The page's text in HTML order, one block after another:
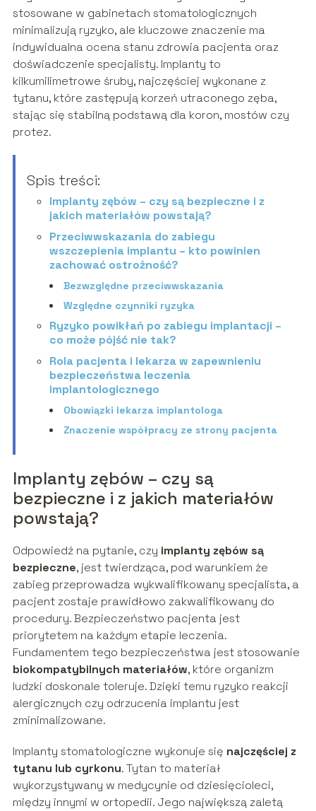
stosowane w gabinetach stomatologicznych
minimalizują ryzyko, ale kluczowe znaczenie ma
indywidualna ocena stanu zdrowia pacjenta oraz
doświadczenie specjalisty. Implanty to
kilkumilimetrowe śruby, najczęściej wykonane z
tytanu, które zastępują korzeń utraconego zęba,
stając się stabilną podstawą dla koron, mostów czy
protez.
Spis treści:
Implanty zębów – czy są bezpieczne i z
jakich materiałów powstają?
Przeciwwskazania do zabiegu
wszczepienia implantu – kto powinien
zachować ostrożność?
Bezwzględne przeciwwskazania
Względne czynniki ryzyka
Ryzyko powikłań po zabiegu implantacji –
co może pójść nie tak?
Rola pacjenta i lekarza w zapewnieniu
bezpieczeństwa leczenia
implantologicznego
Obowiązki lekarza implantologa
Znaczenie współpracy ze strony pacjenta
Implanty zębów – czy są
bezpieczne i z jakich materiałów
powstają?
Odpowiedź na pytanie, czy implanty zębów są
bezpieczne, jest twierdząca, pod warunkiem że
zabieg przeprowadza wykwalifikowany specjalista, a
pacjent zostaje prawidłowo zakwalifikowany do
procedury. Bezpieczeństwo pacjenta jest
priorytetem na każdym etapie leczenia.
Fundamentem tego bezpieczeństwa jest stosowanie
biokompatybilnych materiałów, które organizm
ludzki doskonale toleruje. Dzięki temu ryzyko reakcji
alergicznych czy odrzucenia implantu jest
zminimalizowane.
Implanty stomatologiczne wykonuje się najczęściej z
tytanu lub cyrkonu. Tytan to materiał
wykorzystywany w medycynie od dziesięcioleci,
między innymi w ortopedii. Jego największą zaletą